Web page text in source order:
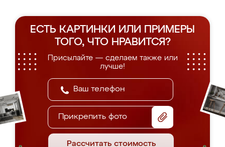
ЕСТЬ КАРТИНКИ ИЛИ ПРИМЕРЫ
ТОГО, ЧТО НРАВИТСЯ?
Присылайте — сделаем также или
лучше!
Прикрепить фото
Рассчитать стоимость